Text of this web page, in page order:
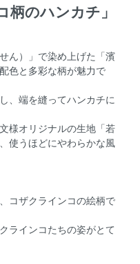
柄のハンカチ」
ん）」で染め上げた「濱
色と多彩な柄が魅力で
、端を縫ってハンカチに
様オリジナルの生地「若
使うほどにやわらかな風
コザクラインコの絵柄で
ラインコたちの姿がとて